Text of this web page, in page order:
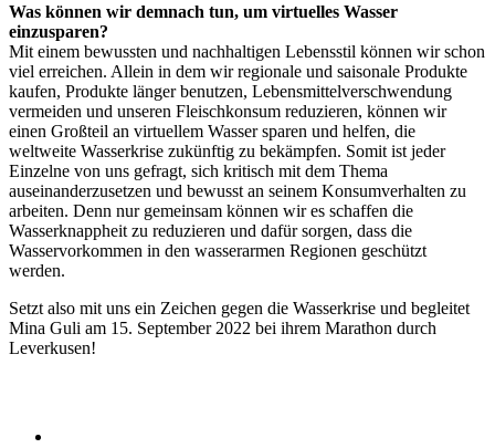
Was können wir demnach tun, um virtuelles Wasser
einzusparen?
Mit einem bewussten und nachhaltigen Lebensstil können wir schon
viel erreichen. Allein in dem wir regionale und saisonale Produkte
kaufen, Produkte länger benutzen, Lebensmittelverschwendung
vermeiden und unseren Fleischkonsum reduzieren, können wir
einen Großteil an virtuellem Wasser sparen und helfen, die
weltweite Wasserkrise zukünftig zu bekämpfen. Somit ist jeder
Einzelne von uns gefragt, sich kritisch mit dem Thema
auseinanderzusetzen und bewusst an seinem Konsumverhalten zu
arbeiten. Denn nur gemeinsam können wir es schaffen die
Wasserknappheit zu reduzieren und dafür sorgen, dass die
Wasservorkommen in den wasserarmen Regionen geschützt
werden.
Setzt also mit uns ein Zeichen gegen die Wasserkrise und begleitet
Mina Guli am 15. September 2022 bei ihrem Marathon durch
Leverkusen!